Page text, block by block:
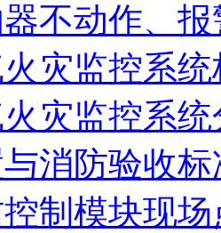
不动作、
灾监控系
灾监控系
消防验收标
制模块现